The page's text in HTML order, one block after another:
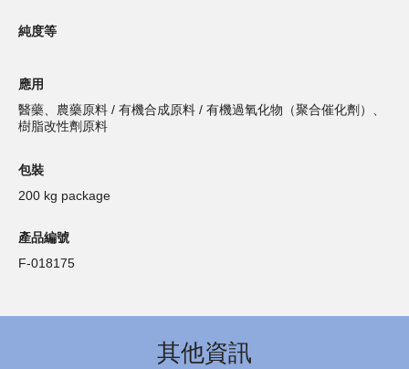
純度等
應用
醫藥、農藥原料 / 有機合成原料 / 有機過氧化物（聚合催化劑）、
樹脂改性劑原料
包裝
200 kg package
產品編號
F-018175
其他資訊